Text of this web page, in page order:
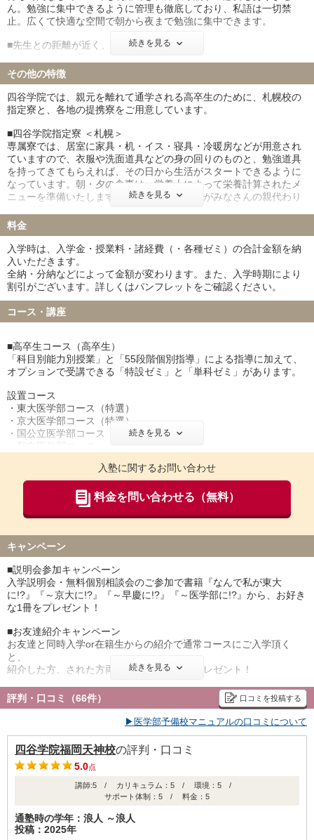
ん。勉強に集中できるように管理も徹底しており、私語は一切禁
止。広くて快適な空間で朝から夜まで勉強に集中できます。
■先生との距離が近く、やる気の続く「教室」
教室です。適度な緊張感と一体感、質問しやすい雰囲気がありま
す。椅子は全てふかふか仕様のクッションチェア。長時間勉強の強
い味方です。
授業の合間に「ほっ」と一息つけるリラクゼーション・スペースで
す。ご飯を食べたり友達とおしゃべりしたりして気持ちをリフレッ
シュ。
■赤本もいっぱい「入試情報コーナー」
各大学のHPが閲覧できるパソコンや、過去問ライブラリなどを設置
続きを見る
その他の特徴
四谷学院では、親元を離れて通学される高卒生のために、札幌校の
指定寮と、各地の提携寮をご用意しています。
■四谷学院指定寮 ＜札幌＞
専属寮では、居室に家具・机・イス・寝具・冷暖房などが用意され
ていますので、衣服や洗面道具などの身の回りのものと、勉強道具
を持ってきてもらえれば、その日から生活がスタートできるように
なっています。朝・夕の食事は、栄養士によって栄養計算されたメ
ニューを準備いたします。また、寮長・寮母がみなさんの親代わり
また寮生は全員四谷学院生なので、一体となって勉強に励むことが
できます。
■四谷学院提携寮 ＜四谷・仙台･名古屋･大阪･福岡･広島＞
四谷・仙台・名古屋・大阪・福岡・広島エリアでは、提携寮をご用
意しております。四谷学院の提携寮では、皆さんが安心して勉強に
ています。
い。
続きを見る
料金
入学時は、入学金・授業料・諸経費（・各種ゼミ）の合計金額を納
入いただきます。
全納・分納などによって金額が変わります。また、入学時期により
割引がございます。詳しくはパンフレットをご確認ください。
コース・講座
■高卒生コース（高卒生）
「科目別能力別授業」と「55段階個別指導」による指導に加えて、
オプションで受講できる「特設ゼミ」と「単科ゼミ」があります。
設置コース
・東大医学部コース（特選）
・京大医学部コース（特選）
・国公立医学部コース
・私立医学部コース
・医学部特設ゼミ
・“ゼロ”からシリーズゼミ
単科受講制です。「科目別能力別授業」と「55段階個別指導」を好
きな科目を好きなだけ自由に組み合わせて受講する方式で、一人ひ
とりに最適な受講プランが組めます。学校行事や部活との両立も簡
単です。時間割は、部活や習い事などのスケジュールに合わせて、
フレキシブルに作成します。途中で時間割の変更も可能です。
・国公立医歯薬英語演習
・国公立医歯薬数学演習
・医系物理演習
・医系化学演習
・私立医系英語演習
など
続きを見る
入塾に関するお問い合わせ
料金を問い合わせる（無料）
キャンペーン
■説明会参加キャンペーン
入学説明会・無料個別相談会のご参加で書籍『なんで私が東大
に!?』『～京大に!?』『～早慶に!?』『～医学部に!?』から、お好き
な1冊をプレゼント！
■お友達紹介キャンペーン
お友達と同時入学or在籍生からの紹介で通常コースにご入学頂く
と、
紹介した方、された方両方に図書カードをプレゼント！
■兄弟割引キャンペーン
在籍生または卒業生のご兄弟が通常コースに入学された場合、入学
続きを見る
評判・口コミ（66件） 口コミを投稿する
▶医学部予備校マニュアルの口コミについて
四谷学院福岡天神校の評判・口コミ
5.0点
講師:5 / カリキュラム：5 / 環境：5 /
サポート体制：5 / 料金：5
通塾時の学年：浪人 ～浪人
投稿：2025年